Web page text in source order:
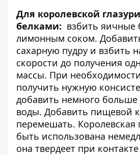
Для королевской
белками: взбить яичные
лимонным соком.
сахарную пудру и взбить
скорости до получения
массы. При
получить нужную
добавить немного больше
воды. Добавить пищевой
перемешать. Королевская
быть использована
она твердеет при